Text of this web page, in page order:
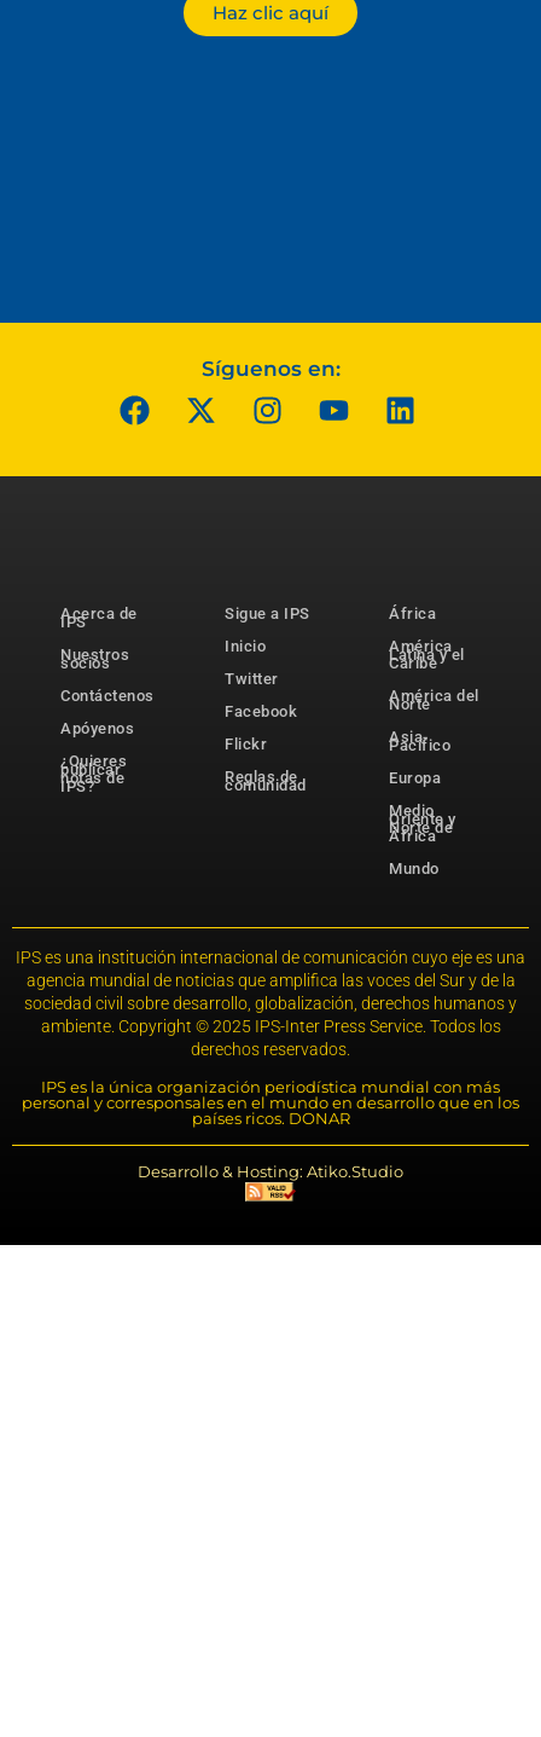
Haz clic aquí
Síguenos en:
Acerca de
IPS
Nuestros
socios
Contáctenos
Apóyenos
¿Quieres
publicar
notas de
IPS?
Sigue a IPS
Inicio
Twitter
Facebook
Flickr
Reglas de
comunidad
África
América
Latina y el
Caribe
América del
Norte
Asia-
Pacífico
Europa
Medio
Oriente y
Norte de
África
Mundo
IPS es una institución internacional de comunicación cuyo eje es una
agencia mundial de noticias que amplifica las voces del Sur y de la
sociedad civil sobre desarrollo, globalización, derechos humanos y
ambiente. Copyright © 2025 IPS-Inter Press Service. Todos los
derechos reservados.
IPS es la única organización periodística mundial con más
personal y corresponsales en el mundo en desarrollo que en los
países ricos. DONAR
Desarrollo & Hosting: Atiko.Studio